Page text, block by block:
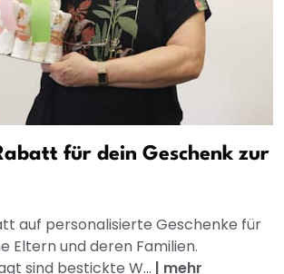
für dein Geschenk zur
auf personalisierte Geschenke für
Eltern und deren Familien.
sind bestickte W... | mehr